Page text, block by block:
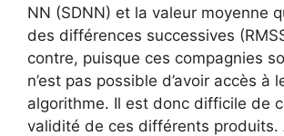
NN (SDNN) et la valeur moyenne
des différences successives
contre, puisque ces compagnies
n’est pas possible d’avoir accès à
algorithme. Il est donc difficile de
validité de ces différents produits.